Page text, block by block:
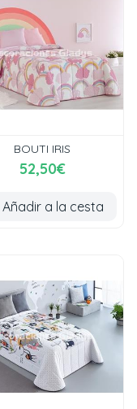
BOUTI IRIS
52,50€
Añadir a la cesta